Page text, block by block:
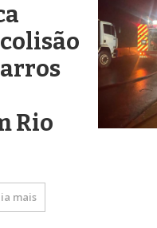
Rio
mais